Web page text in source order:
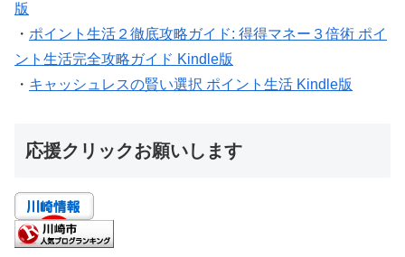
版
・ ポイント生活２徹底攻略ガイド: 得得マネー３倍術 ポイ
ント生活完全攻略ガイド Kindle版
・ キャッシュレスの賢い選択 ポイント生活 Kindle版
応援クリックお願いします